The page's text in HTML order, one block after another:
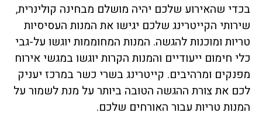
בכדי שהאירוע שלכם יהיה מושלם מבחינה קולינרית,
שירותי הקייטרינג שלכם יגישו את המנות העסיסיות
טריות ומוכנות להגשה. המנות המחוממות יוגשו על-גבי
כלי חימום ייעודיים והמנות הקרות יוגשו במגשי אירוח
מפנקים ומרהיבים. קייטרינג בשרי כשר במרכז יעניק
לכם את צורת ההגשה הטובה ביותר על מנת לשמור על
המנות טריות עבור האורחים שלכם.